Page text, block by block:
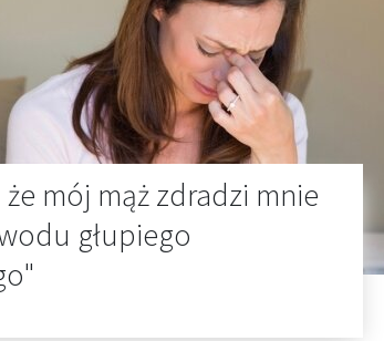
mój mąż zdradzi mnie
głupiego